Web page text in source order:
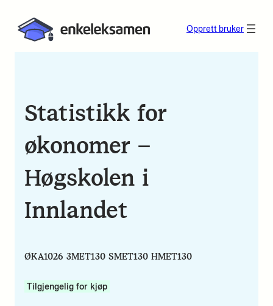
Opprett bruker
Statistikk for
økonomer –
Høgskolen i
Innlandet
ØKA1026 3MET130 SMET130 HMET130
Tilgjengelig for kjøp